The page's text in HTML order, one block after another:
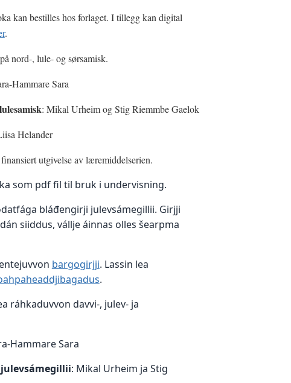
kan bestilles hos forlaget. I tillegg kan digital
.
nord-, lule- og sørsamisk.
Hammare Sara
: Mikal Urheim og Stig Riemmbe Gaelok
Helander
utgivelse av læremiddelserien.
som pdf fil til bruk i undervisning.
bláđengirji julevsámegillii. Girjji
siiddus, vállje áinnas olles šearpma
bargogirjji. Lassin lea
.
ráhkaduvvon davvi-, julev- ja
Hammare Sara
: Mikal Urheim ja Stig